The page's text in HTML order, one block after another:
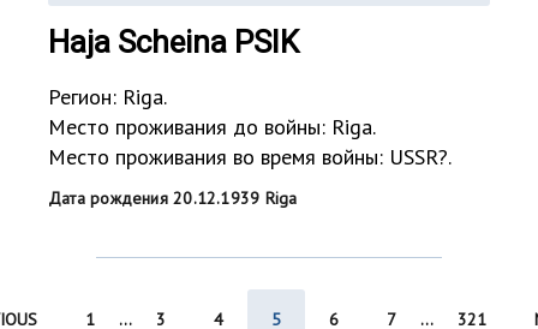
Haja Scheina PSIK
Регион: Riga.
Место проживания до войны: Riga.
Место проживания во время войны: USSR?.
Дата рождения 20.12.1939 Riga
1 ... 3 4 5 6 7 ... 321